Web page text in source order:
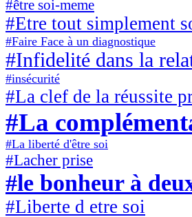
#être soi-meme
#Etre tout simplement
#Faire Face à un diagnostique
#Infidelité dans la
#insécurité
#La clef de la réussite
#La
#La liberté d'être soi
#Lacher prise
#le bonheur à
#Liberte d etre soi